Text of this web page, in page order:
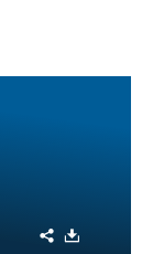
Share